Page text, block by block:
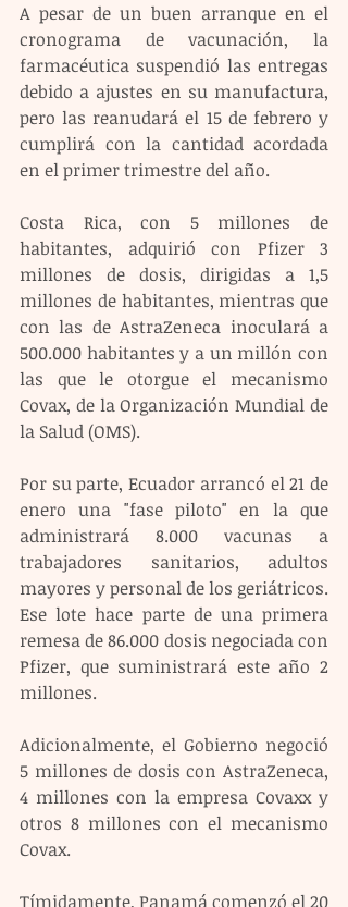
A pesar de un buen arranque en el
cronograma de vacunación, la
farmacéutica suspendió las entregas
debido a ajustes en su manufactura,
pero las reanudará el 15 de febrero y
cumplirá con la cantidad acordada
en el primer trimestre del año.
Costa Rica, con 5 millones de
habitantes, adquirió con Pfizer 3
millones de dosis, dirigidas a 1,5
millones de habitantes, mientras que
con las de AstraZeneca inoculará a
500.000 habitantes y a un millón con
las que le otorgue el mecanismo
Covax, de la Organización Mundial de
la Salud (OMS).
Por su parte, Ecuador arrancó el 21 de
enero una "fase piloto" en la que
administrará 8.000 vacunas a
trabajadores sanitarios, adultos
mayores y personal de los geriátricos.
Ese lote hace parte de una primera
remesa de 86.000 dosis negociada con
Pfizer, que suministrará este año 2
millones.
Adicionalmente, el Gobierno negoció
5 millones de dosis con AstraZeneca,
4 millones con la empresa Covaxx y
otros 8 millones con el mecanismo
Covax.
Tímidamente, Panamá comenzó el 20